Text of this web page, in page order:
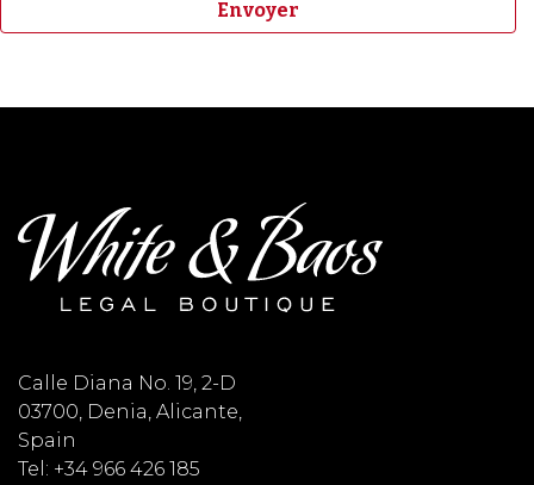
Calle Diana No. 19, 2-D
03700, Denia, Alicante,
Spain
Tel: +34 966 426 185